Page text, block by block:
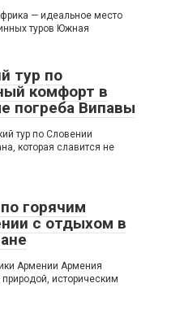
— идеальное место
туров Южная
тур по
комфорт в
погреба Випавы
тур по Словении
которая славится не
горячим
с отдыхом в
Армении Армения
историческим